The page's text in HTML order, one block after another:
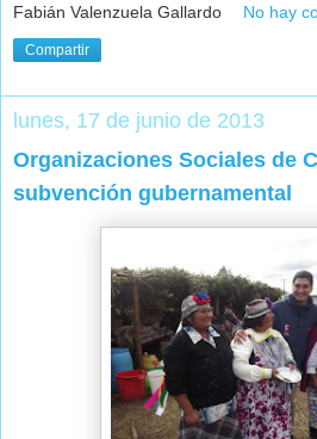
Fabián Valenzuela Gallardo No hay
Compartir
lunes, 17 de junio de 2013
Organizaciones Sociales de
subvención gubernamental